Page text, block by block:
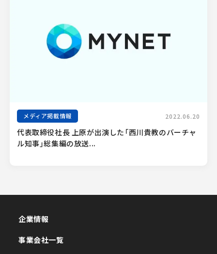
メディア掲載情報 2022.06.20
代表取締役社長 上原が出演した「西川貴教のバーチャ
ル知事」総集編の放送...
企業情報
事業会社一覧